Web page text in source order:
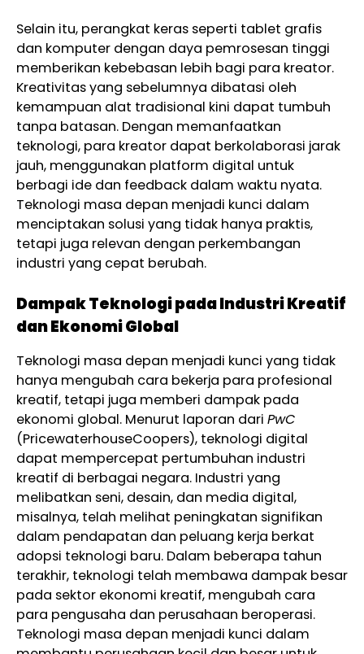
Selain itu, perangkat keras seperti tablet grafis
dan komputer dengan daya pemrosesan tinggi
memberikan kebebasan lebih bagi para kreator.
Kreativitas yang sebelumnya dibatasi oleh
kemampuan alat tradisional kini dapat tumbuh
tanpa batasan. Dengan memanfaatkan
teknologi, para kreator dapat berkolaborasi jarak
jauh, menggunakan platform digital untuk
berbagi ide dan feedback dalam waktu nyata.
Teknologi masa depan menjadi kunci dalam
menciptakan solusi yang tidak hanya praktis,
tetapi juga relevan dengan perkembangan
industri yang cepat berubah.
Dampak Teknologi pada Industri Kreatif
dan Ekonomi Global
Teknologi masa depan menjadi kunci yang tidak
hanya mengubah cara bekerja para profesional
kreatif, tetapi juga memberi dampak pada
ekonomi global. Menurut laporan dari PwC
(PricewaterhouseCoopers), teknologi digital
dapat mempercepat pertumbuhan industri
kreatif di berbagai negara. Industri yang
melibatkan seni, desain, dan media digital,
misalnya, telah melihat peningkatan signifikan
dalam pendapatan dan peluang kerja berkat
adopsi teknologi baru. Dalam beberapa tahun
terakhir, teknologi telah membawa dampak besar
pada sektor ekonomi kreatif, mengubah cara
para pengusaha dan perusahaan beroperasi.
Teknologi masa depan menjadi kunci dalam